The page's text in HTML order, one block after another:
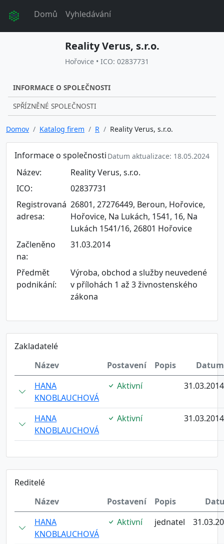
Domů Vyhledávání
Reality Verus, s.r.o.
Hořovice • ICO: 02837731
INFORMACE O SPOLEČNOSTI
SPŘÍZNĚNÉ SPOLEČNOSTI
Domov Katalog firem R Reality Verus, s.r.o.
Informace o společnosti Datum aktualizace: 18.05.2024
Název:
Reality Verus, s.r.o.
ICO:
02837731
Registrovaná
adresa:
26801, 27276449, Beroun, Hořovice,
Hořovice, Na Lukách, 1541, 16, Na
Lukách 1541/16, 26801 Hořovice
Začleněno
na:
31.03.2014
Předmět
podnikání:
Výroba, obchod a služby neuvedené
v přílohách 1 až 3 živnostenského
zákona
Zakladatelé
Název
Postavení Popis
Datum
HANA
KNOBLAUCHOVÁ
Aktivní 31.03.2014
HANA
KNOBLAUCHOVÁ
Aktivní 31.03.2014
Reditelé
Název
Postavení Popis
HANA
KNOBLAUCHOVÁ
Aktivní jednatel